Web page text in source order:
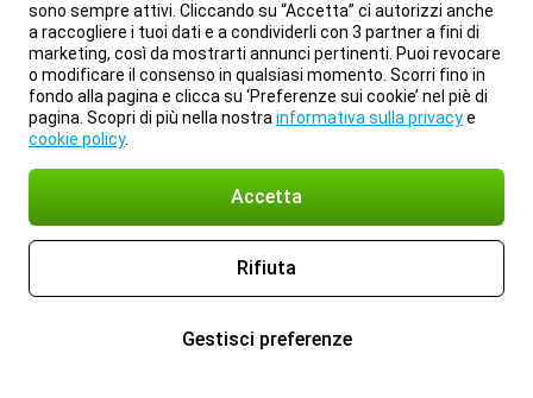
sono sempre attivi. Cliccando su “Accetta” ci autorizzi anche
a raccogliere i tuoi dati e a condividerli con 3 partner a fini di
marketing, così da mostrarti annunci pertinenti. Puoi revocare
o modificare il consenso in qualsiasi momento. Scorri fino in
fondo alla pagina e clicca su ‘Preferenze sui cookie’ nel piè di
pagina. Scopri di più nella nostra informativa sulla privacye
cookie policy.
Accetta
Rifiuta
Gestisci preferenze